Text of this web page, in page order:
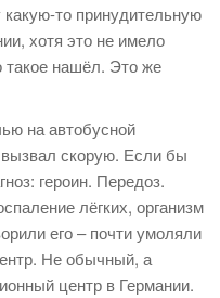
то принудительную
хотя это не имело
нашёл. Это же
на автобусной
скорую. Если бы
героин. Передоз.
лёгких, организм
его – почти умоляли
Не обычный, а
центр в Германии.